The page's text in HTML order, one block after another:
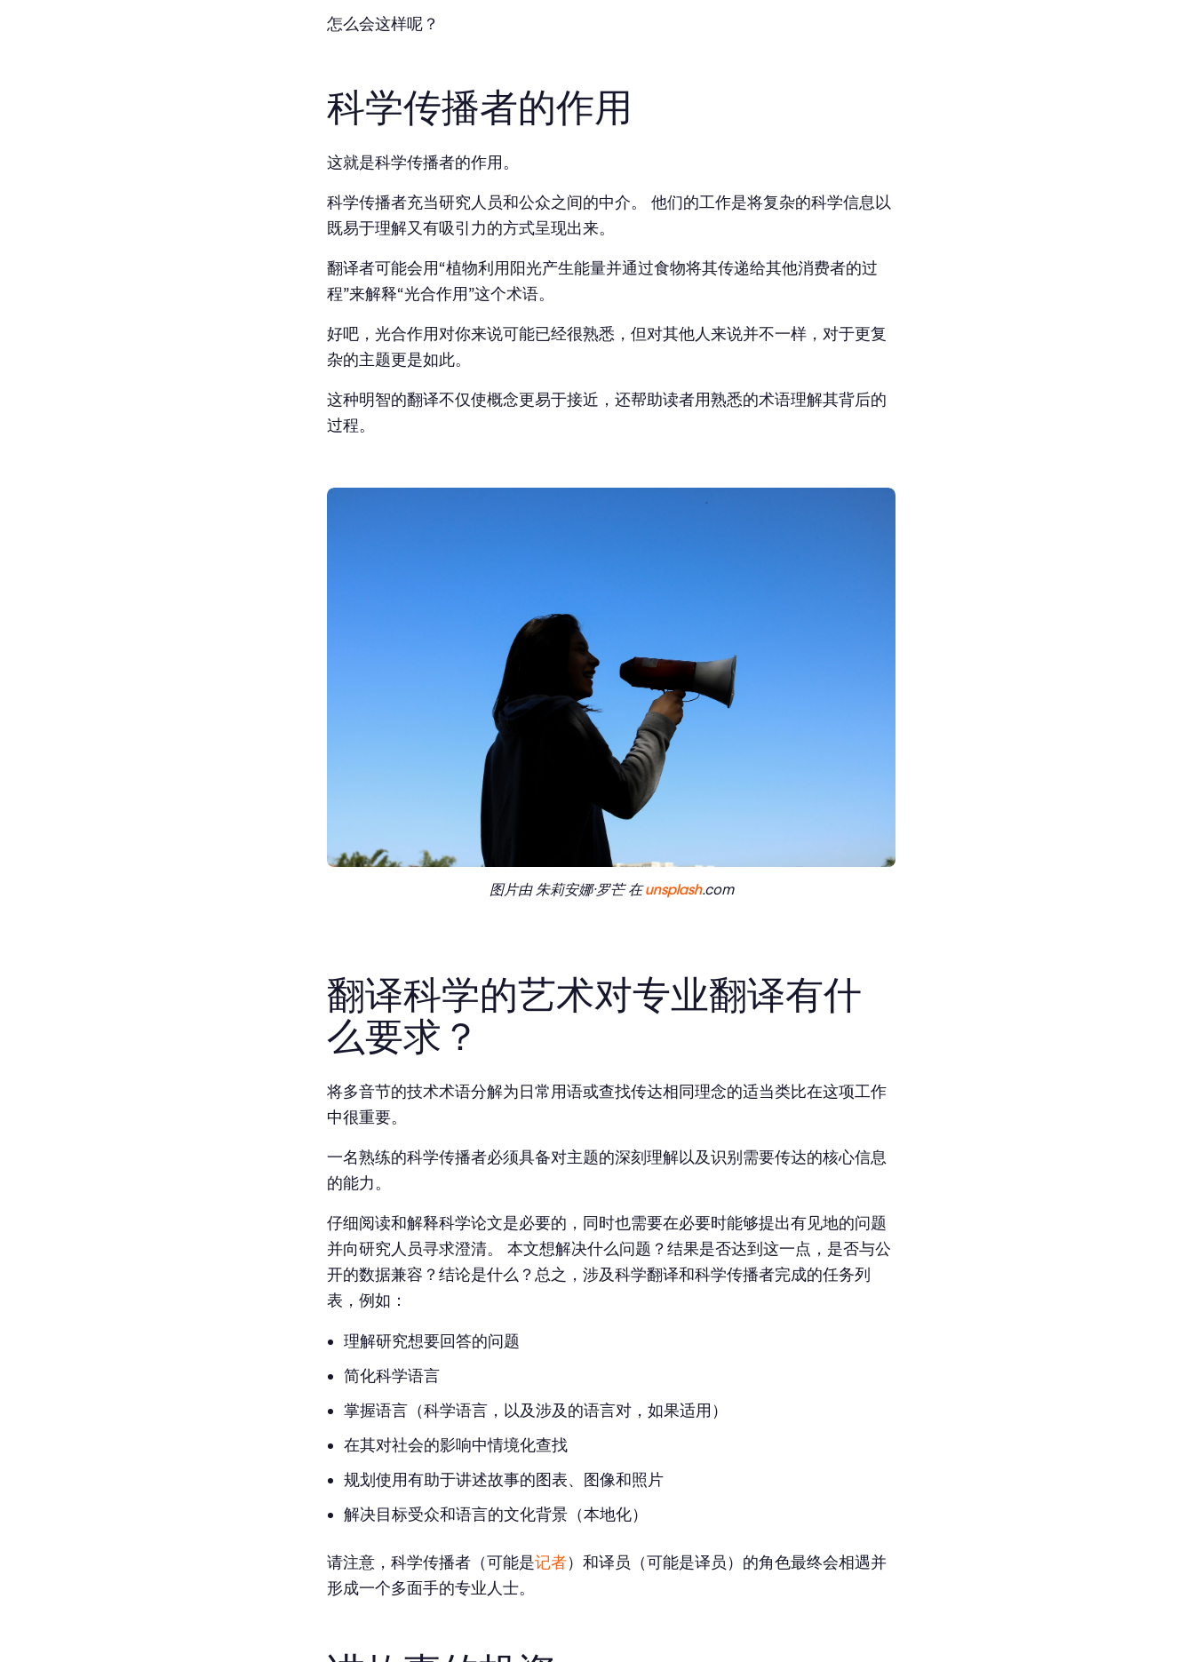
怎么会这样呢？
科学传播者的作用
这就是科学传播者的作用。
科学传播者充当研究人员和公众之间的中介。 他们的工作是将复杂的科学信息以
既易于理解又有吸引力的方式呈现出来。
翻译者可能会用“植物利用阳光产生能量并通过食物将其传递给其他消费者的过
程”来解释“光合作用”这个术语。
好吧，光合作用对你来说可能已经很熟悉，但对其他人来说并不一样，对于更复
杂的主题更是如此。
这种明智的翻译不仅使概念更易于接近，还帮助读者用熟悉的术语理解其背后的
过程。
图片由 朱莉安娜·罗芒 在unsplash.com
翻译科学的艺术对专业翻译有什
么要求？
将多音节的技术术语分解为日常用语或查找传达相同理念的适当类比在这项工作
中很重要。
一名熟练的科学传播者必须具备对主题的深刻理解以及识别需要传达的核心信息
的能力。
仔细阅读和解释科学论文是必要的，同时也需要在必要时能够提出有见地的问题
并向研究人员寻求澄清。 本文想解决什么问题？结果是否达到这一点，是否与公
开的数据兼容？结论是什么？总之，涉及科学翻译和科学传播者完成的任务列
表，例如：
理解研究想要回答的问题
简化科学语言
掌握语言（科学语言，以及涉及的语言对，如果适用）
在其对社会的影响中情境化查找
规划使用有助于讲述故事的图表、图像和照片
解决目标受众和语言的文化背景（本地化）
请注意，科学传播者（可能是记者）和译员（可能是译员）的角色最终会相遇并
形成一个多面手的专业人士。